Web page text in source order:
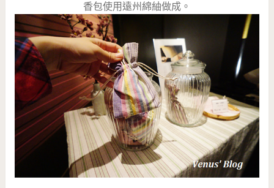
香包使用遠州綿紬做成。